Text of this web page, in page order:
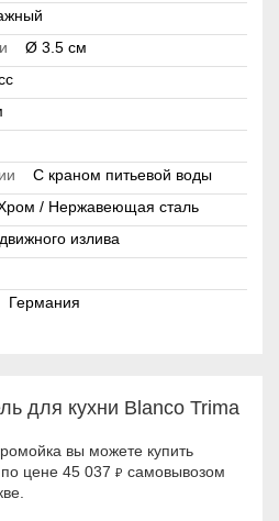
Ø 3.5 см
С краном питьевой воды
/ Нержавеющая сталь
излива
Германия
для кухни Blanco Trima
вы можете купить
цене 45 037 ₽ самовывозом